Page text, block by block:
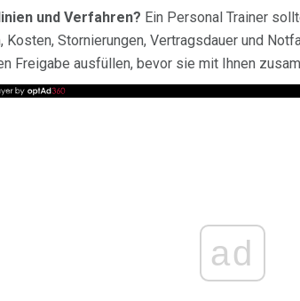
und Verfahren? Ein Personal Trainer
Stornierungen, Vertragsdauer und
Freigabe ausfüllen, bevor sie mit Ihnen
ad